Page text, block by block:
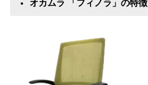
オカムラ 「フィノラ」の特徴